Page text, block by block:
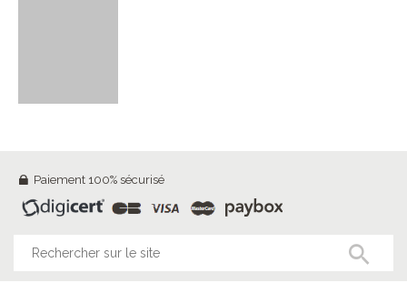
Paiement 100% sécurisé